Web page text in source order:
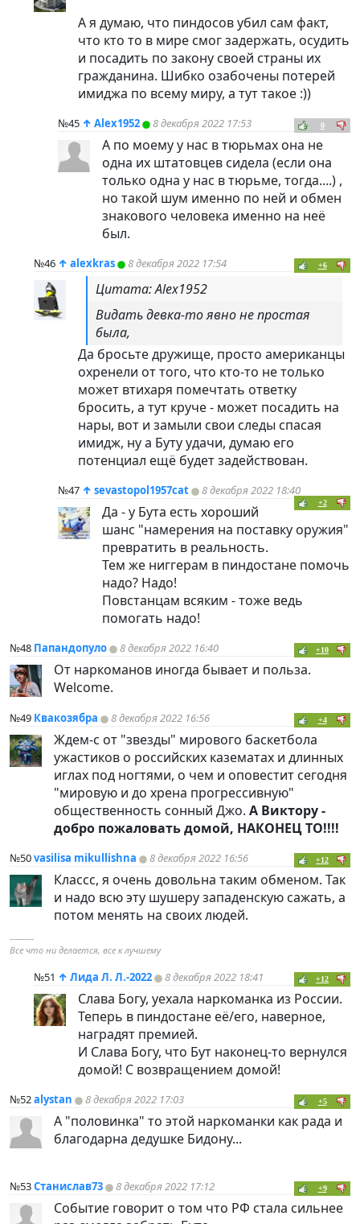
А я думаю, что пиндocов убил сам факт,
что кто то в мире смог задержать, осудить
и посадить по закону своей страны их
гражданина. Шибко озабочены потерей
имиджа по всему миру, а тут такое :))
№45 ↑ Alex1952 8 декабря 2022 17:53 0
А по моему у нас в тюрьмах она не
одна их штатовцев сидела (если она
только одна у нас в тюрьме, тогда....) ,
но такой шум именно по ней и обмен
знакового человека именно на неё
был.
№46 ↑ alexkras 8 декабря 2022 17:54 +6
Цитата: Alex1952
Видать девка-то явно не простая
была,
Да бросьте дружище, просто американцы
охренели от того, что кто-то не только
может втихаря помечтать ответку
бросить, а тут круче - может посадить на
нары, вот и замыли свои следы спасая
имидж, ну а Буту удачи, думаю его
потенциал ещё будет задействован.
№47 ↑ sevastopol1957cat 8 декабря 2022 18:40
+2
Да - у Бута есть хороший
шанс "намерения на поставку оружия"
превратить в реальность.
Тем же ниггерам в пиндocтане помочь
надо? Надо!
Повстанцам всяким - тоже ведь
помогать надо!
№48 Папандопуло 8 декабря 2022 16:40 +10
От наркоманов иногда бывает и польза.
Welcome.
№49 Квакозябра 8 декабря 2022 16:56 +4
Ждем-с от "звезды" мирового баскетбола
ужастиков о российских казематах и длинных
иглах под ногтями, о чем и оповестит сегодня
"мировую и до хрена прогрессивную"
общественность сонный Джо. А Виктору -
добро пожаловать домой, НАКОНЕЦ ТО!!!!
№50vasilisa mikullishna 8 декабря 2022 16:56 +12
Классс, я очень довольна таким обменом. Так
и надо всю эту шушеру западенскую сажать, а
потом менять на своих людей.
----------
Все что ни делается, все к лучшему
№51 ↑ Лида Л. Л.-2022 8 декабря 2022 18:41 +12
Слава Богу, уехала наркоманка из России.
Теперь в пиндocтане её/его, наверное,
наградят премией.
И Слава Богу, что Бут наконец-то вернулся
домой! С возвращением домой!
№52alystan 8 декабря 2022 17:03 +5
А "половинка" то этой наркоманки как рада и
благодарна дедушке Бидону...
№53Станислав73 8 декабря 2022 17:12 +9
Событие говорит о том что РФ стала сильнее